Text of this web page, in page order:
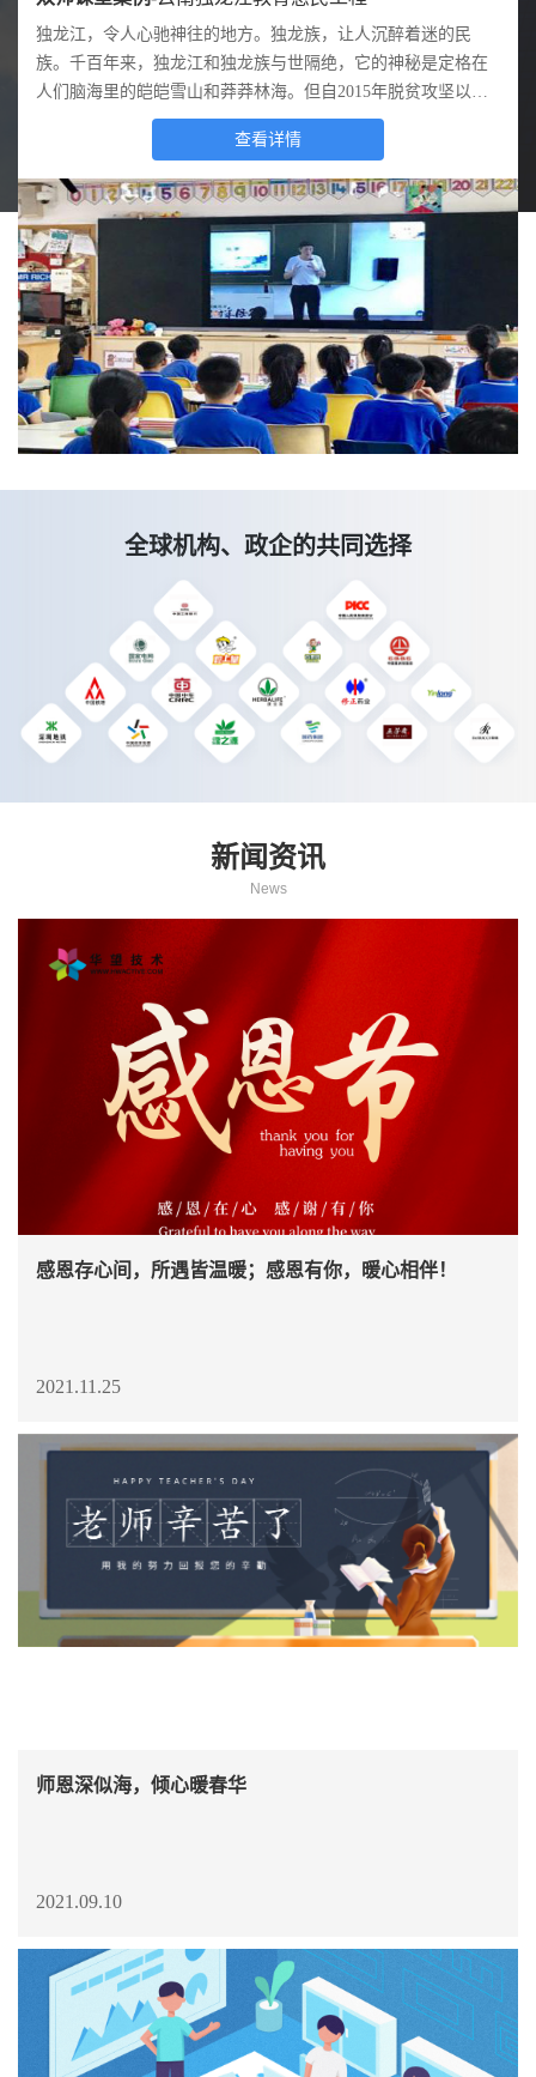
国家质检总局，全称中华人民共和国国家质量监督检验检疫总
局，是我国国务院主管全国质量、计量、出入境商品检验、出
入境卫生检疫、出入境动植物检疫、进出口食品安全和认证认
可、标准化等工作，并行使行政执法职能的正部级国务院直属
查看详情
独龙江，令人心驰神往的地方。独龙族，让人沉醉着迷的民
族。千百年来，独龙江和独龙族与世隔绝，它的神秘是定格在
人们脑海里的皑皑雪山和莽莽林海。但自2015年脱贫攻坚以来
这里发生了翻天覆地的变化，在上级党委政府和主管部门的高
度重视下，教育事业也开始有所发展。
查看详情
某某县下辖16个镇。为整合党群服务资源，加强党员凝聚力，
提高办事效率，某某县政府在全县率先推广应用智慧党建系
统。
查看详情
国家电网公司，成立于2002年12月29日，是经过国务院同意进
行国家授权投资的机构和国家控股公司的试点单位。公司作为
关系国家能源安全和国民经济命脉的国有重要骨干企业，以建
设和运营电网为核心业务，承担着保障更安全、更经济、更清
洁、可持续的电力供应的基本使命。经营区域覆盖全国26个省
（自治区、直辖市），覆盖国土面积的88%，供电人口超过11
亿人，公司员工总量超过186万人。
查看详情
四川省人民医院（以下简称“省医院”），建于1941年，前身四
川省公立医院是中央大学医学院附属医院，1952年正式命名为
四川省人民医院，1989年被评为首批国家三级甲等医院，实力
毋庸置疑。近年来，省医院不断加强科学技术投入努力提高医
疗信息化水平，并取得了显著的社会效益。
查看详情
人武部全称为人民武装警察部队，主要职责是负责辖区内的警
卫、守护、守卫、看守、纠察、巡逻、抢险和处理突发事件及
大型群众活动的安全保卫。该人武部队非常重视信息化建设，
日常训练、演练都突出信息战训练。
查看详情
全球机构、政企的共同选择
新闻资讯
News
感恩存心间，所遇皆温暖；感恩有你，暖心相伴！
2021.11.25
师恩深似海，倾心暖春华
2021.09.10